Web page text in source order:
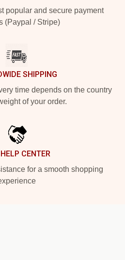
popular and secure payment
(Paypal / Stripe)
SHIPPING
time depends on the country
of your order.
CENTER
for a smooth shopping